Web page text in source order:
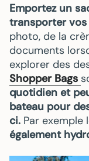
Emportez un
transporter vos
photo, de la
documents
explorer des
Shopper Bags
quotidien et
bateau pour
ci. Par exemple
également